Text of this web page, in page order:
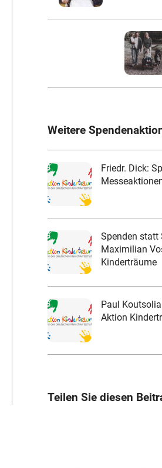
Weitere
Friedr. Dick:
Spenden statt
Maximilian
Kinderträume
Paul
Aktion
Teilen Sie diesen